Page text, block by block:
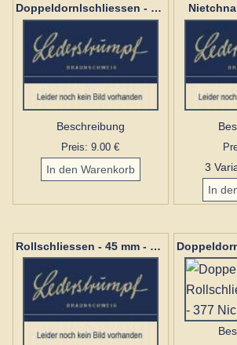
Doppeldornlschliessen - 80 mm - 170 Altmessingl
Beschreibung
Preis: 9.00 €
3
Rollschliessen - 45 mm - 377 Messing